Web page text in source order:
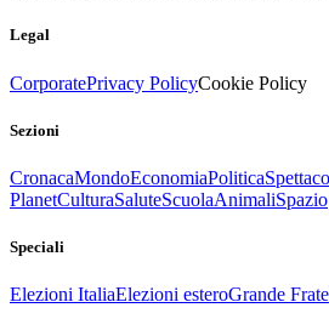
Legal
CorporatePrivacy PolicyCookie Policy
Sezioni
CronacaMondoEconomiaPolitica
PlanetCulturaSaluteScuolaAnimaliSpazio
Speciali
Elezioni ItaliaElezioni esteroGrande